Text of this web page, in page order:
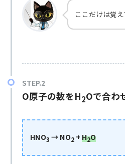
ここだけは覚
O原子の数をH2Oで合わ
HNO3 → NO2 +H2O